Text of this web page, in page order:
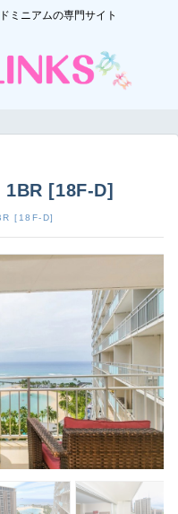
ミニアムの専門サイト
1BR [18F-D]
[18F-D]